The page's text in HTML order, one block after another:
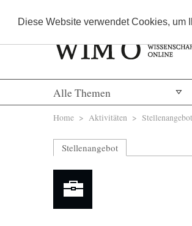
Diese Website verwendet Cookies, um
Alle Themen
Sie sind hier
Home > Aktivitäten >
Stellenangebot